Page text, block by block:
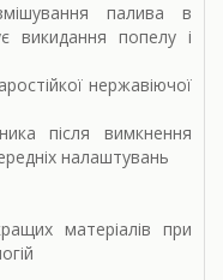
палива в
викидання попелу і
нержавіючої
після вимкнення
налаштувань
матеріалів при